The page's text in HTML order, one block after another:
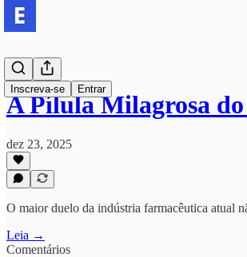
Inscreva-se Entrar
A Pílula Milagrosa
dez 23, 2025
O maior duelo da indústria farmacêutica atual
Leia →
Comentários